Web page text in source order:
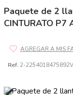
Paquete de 2
CINTURATO P7
Ref. 2-2254018475892V